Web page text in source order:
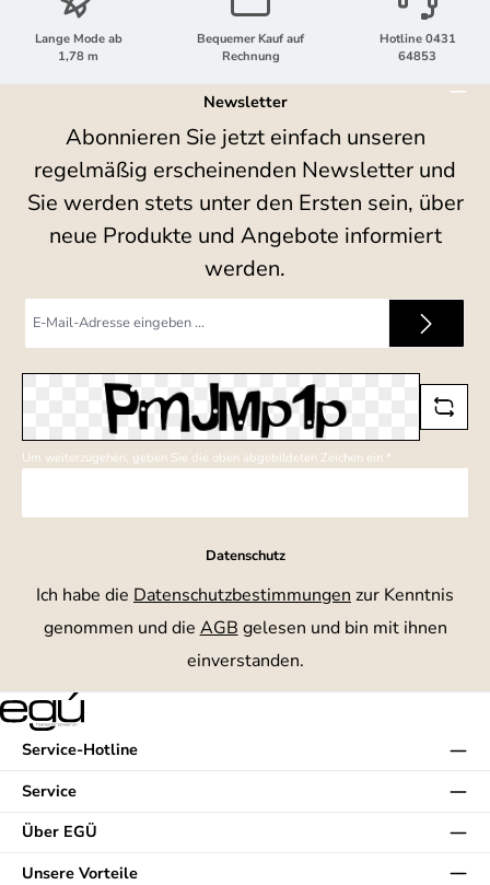
Lange Mode ab
1,78 m
Bequemer Kauf auf
Rechnung
Hotline 0431
64853
Newsletter
Abonnieren Sie jetzt einfach unseren
regelmäßig erscheinenden Newsletter und
Sie werden stets unter den Ersten sein, über
neue Produkte und Angebote informiert
werden.
Mail-
Um weiterzugehen, geben Sie die oben abgebildeten Zeichen ein *
Datenschutz
Ich habe die Datenschutzbestimmungen zur Kenntnis
genommen und die AGB gelesen und bin mit ihnen
einverstanden.
Service-Hotline
Service
Über EGÜ
Unsere Vorteile